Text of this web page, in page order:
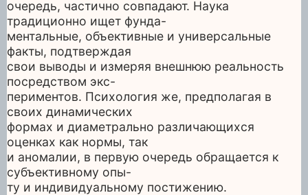
очередь, частично совпадают. Наука
традиционно ищет фунда-
ментальные, объективные и универсальные
факты, подтверждая
свои выводы и измеряя внешнюю реальность
посредством экс-
периментов. Психология же, предполагая в
своих динамических
формах и диаметрально различающихся
оценках как нормы, так
и аномалии, в первую очередь обращается к
субъективному опы-
ту и индивидуальному постижению.